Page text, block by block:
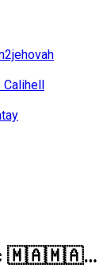
Calihell
Ce soir on est pour le Maroc 🇲🇦🇲🇦🇲🇦